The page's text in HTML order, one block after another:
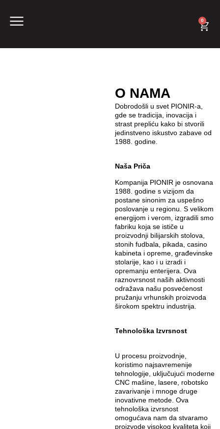
0
O NAMA
Dobrodošli u svet PIONIR-a,
gde se tradicija, inovacija i
strast prepliću kako bi stvorili
jedinstveno iskustvo zabave od
1988. godine.
Naša Priča
Kompanija PIONIR je osnovana
1988. godine s vizijom da
postane sinonim za uspešno
poslovanje u regionu. S velikom
energijom i verom, izgradili smo
fabriku koja se ističe u
proizvodnji bilijarskih stolova,
stonih fudbala, pikada, casino
kabineta i opreme, građevinske
stolarije, kao i u izradi i
opremanju enterijera. Ova
raznovrsnost naših aktivnosti
odražava našu posvećenost
pružanju vrhunskih proizvoda
širokom spektru industrija.
Tehnološka Izvrsnost
U procesu proizvodnje,
koristimo najsavremenije
tehnologije, uključujući moderne
CNC mašine, lasere, robotsko
zavarivanje i mnoge druge
inovativne metode. Ova
tehnološka izvrsnost
omogućava nam da stvaramo
proizvode visokog kvaliteta koji